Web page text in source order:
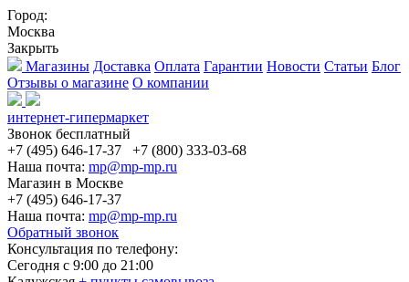
Город:
Москва
Закрыть
Магазины Доставка Оплата Гарантии Новости Статьи Блог
Отзывы о магазине О компании
интернет-гипермаркет
Звонок бесплатный
+7 (495) 646-17-37
+7 (800) 333-03-68
Наша почта: mp@mp-mp.ru
Магазин в Москве
+7 (495) 646-17-37
Наша почта: mp@mp-mp.ru
Обратный звонок
Консультация по телефону:
Сегодня с 9:00 до 21:00